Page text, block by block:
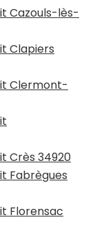
Cazouls-lès-
Clapiers
Clermont-
Crès 34920
Fabrègues
Florensac